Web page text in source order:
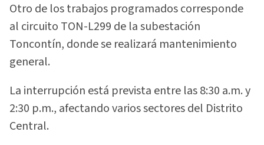
Otro de los trabajos programados corresponde
al circuito TON-L299 de la subestación
Toncontín, donde se realizará mantenimiento
general.
La interrupción está prevista entre las 8:30 a.m. y
2:30 p.m., afectando varios sectores del Distrito
Central.